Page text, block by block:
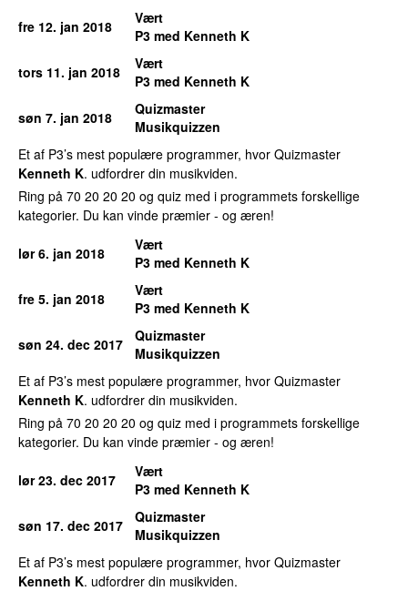
fre 12. jan 2018
Vært
P3 med Kenneth K
tors 11. jan 2018
Vært
P3 med Kenneth K
søn 7. jan 2018
Quizmaster
Musikquizzen
Et af P3’s mest populære programmer, hvor Quizmaster
Kenneth K. udfordrer din musikviden.
Ring på 70 20 20 20 og quiz med i programmets forskellige
kategorier. Du kan vinde præmier - og æren!
lør 6. jan 2018
Vært
P3 med Kenneth K
fre 5. jan 2018
Vært
P3 med Kenneth K
søn 24. dec 2017
Quizmaster
Musikquizzen
Et af P3’s mest populære programmer, hvor Quizmaster
Kenneth K. udfordrer din musikviden.
Ring på 70 20 20 20 og quiz med i programmets forskellige
kategorier. Du kan vinde præmier - og æren!
lør 23. dec 2017
Vært
P3 med Kenneth K
søn 17. dec 2017
Quizmaster
Musikquizzen
Et af P3’s mest populære programmer, hvor Quizmaster
Kenneth K. udfordrer din musikviden.